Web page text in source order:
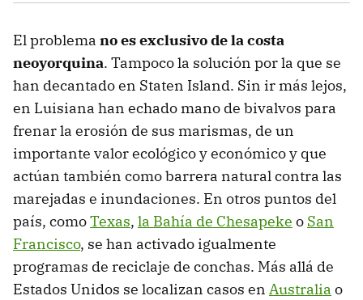
El problema no es exclusivo de la costa
neoyorquina. Tampoco la solución por la que se
han decantado en Staten Island. Sin ir más lejos,
en Luisiana han echado mano de bivalvos para
frenar la erosión de sus marismas, de un
importante valor ecológico y económico y que
actúan también como barrera natural contra las
marejadas e inundaciones. En otros puntos del
país, comoTexas, la Bahía de Chesapeke o San
Francisco, se han activado igualmente
programas de reciclaje de conchas. Más allá de
Estados Unidos se localizan casos en Australia o